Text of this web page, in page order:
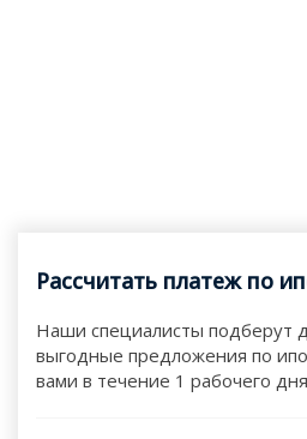
Рассчитать платеж по
Наши специалисты подберут
выгодные предложения по
вами в течение 1 рабочего